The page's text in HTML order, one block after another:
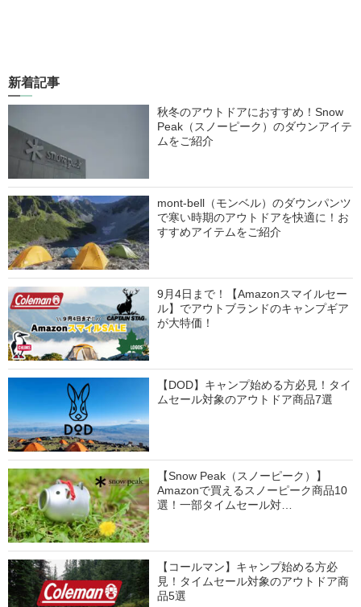
新着記事
秋冬のアウトドアにおすすめ！Snow
Peak（スノーピーク）のダウンアイテ
ムをご紹介
mont-bell（モンベル）のダウンパンツ
で寒い時期のアウトドアを快適に！お
すすめアイテムをご紹介
9月4日まで！【Amazonスマイルセー
ル】でアウトブランドのキャンプギア
が大特価！
【DOD】キャンプ始める方必見！タイ
ムセール対象のアウトドア商品7選
【Snow Peak（スノーピーク）】
Amazonで買えるスノーピーク商品10
選！一部タイムセール対…
【コールマン】キャンプ始める方必
見！タイムセール対象のアウトドア商
品5選